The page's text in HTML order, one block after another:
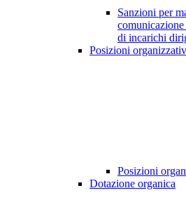
Sanzioni per
di incarichi
Posizioni
Posizioni
Dotazione organica